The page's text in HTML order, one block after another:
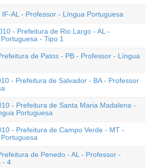
IF-AL - Professor - Língua Portuguesa
- Prefeitura de Rio Largo - AL -
- Tipo 1
de Patos - PB - Professor - Língua
- Prefeitura de Salvador - BA - Professor
- Prefeitura de Santa Maria Madalena -
Portuguesa
- Prefeitura de Campo Verde - MT -
de Penedo - AL - Professor -
- 4